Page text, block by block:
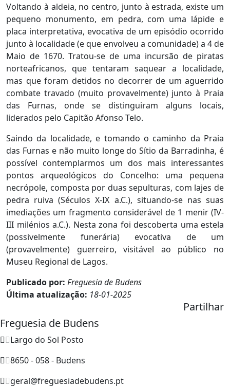
Voltando à aldeia, no centro, junto à estrada, existe um
pequeno monumento, em pedra, com uma lápide e
placa interpretativa, evocativa de um episódio ocorrido
junto à localidade (e que envolveu a comunidade) a 4 de
Maio de 1670. Tratou-se de uma incursão de piratas
norteafricanos, que tentaram saquear a localidade,
mas que foram detidos no decorrer de um aguerrido
combate travado (muito provavelmente) junto à Praia
das Furnas, onde se distinguiram alguns locais,
liderados pelo Capitão Afonso Telo.
Saindo da localidade, e tomando o caminho da Praia
das Furnas e não muito longe do Sítio da Barradinha, é
possível contemplarmos um dos mais interessantes
pontos arqueológicos do Concelho: uma pequena
necrópole, composta por duas sepulturas, com lajes de
pedra ruiva (Séculos X-IX a.C.), situando-se nas suas
imediações um fragmento considerável de 1 menir (IV-
III milénios a.C.). Nesta zona foi descoberta uma estela
(possivelmente funerária) evocativa de um
(provavelmente) guerreiro, visitável ao público no
Museu Regional de Lagos.
Publicado por: Freguesia de Budens
Última atualização: 18-01-2025
Partilhar
Freguesia de Budens
Largo do Sol Posto
8650 - 058 - Budens
geral@freguesiadebudens.pt